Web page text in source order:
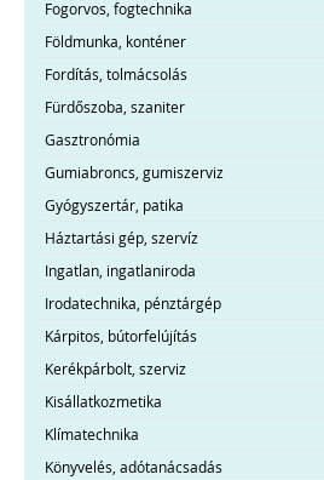
Fogorvos, fogtechnika
Földmunka, konténer
Fordítás, tolmácsolás
Fürdőszoba, szaniter
Gasztronómia
Gumiabroncs, gumiszerviz
Gyógyszertár, patika
Háztartási gép, szervíz
Ingatlan, ingatlaniroda
Irodatechnika, pénztárgép
Kárpitos, bútorfelújítás
Kerékpárbolt, szerviz
Kisállatkozmetika
Klímatechnika
Könyvelés, adótanácsadás